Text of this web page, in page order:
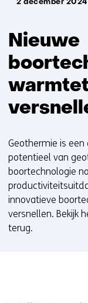
2 december 2024
Nieuwe
Geothermie is
potentieel van
boortechnologie
innovatieve
versnellen. Bekijk
terug.